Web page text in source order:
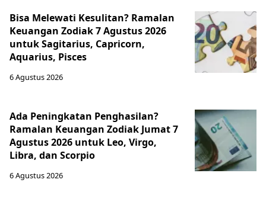
Bisa Melewati Kesulitan? Ramalan
Keuangan Zodiak 7 Agustus 2026
untuk Sagitarius, Capricorn,
Aquarius, Pisces
6 Agustus 2026
Ada Peningkatan Penghasilan?
Ramalan Keuangan Zodiak Jumat 7
Agustus 2026 untuk Leo, Virgo,
Libra, dan Scorpio
6 Agustus 2026